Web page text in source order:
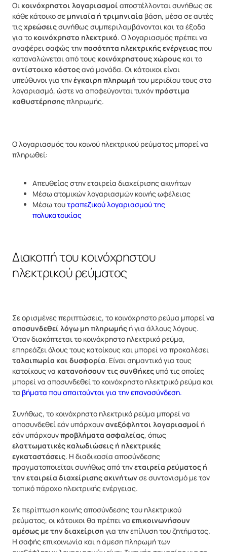
Οι κοινόχρηστοι λογαριασμοί αποστέλλονται συνήθως σε
κάθε κάτοικο σε μηνιαία ή τριμηνιαία βάση, μέσα σε αυτές
τιςχρεώσειςσυνήθως συμπεριλαμβάνονται και τα έξοδα
για το κοινόχρηστο ηλεκτρικό. Ο λογαριασμός πρέπει να
αναφέρει σαφώς τηνποσότητα ηλεκτρικής ενέργειαςπου
καταναλώνεται από τους κοινόχρηστους χώρους και το
αντίστοιχο κόστοςανά μονάδα. Οι κάτοικοι είναι
υπεύθυνοι για τηνέγκαιρη πληρωμή του μεριδίου τους στο
λογαριασμό, ώστε να αποφεύγονται τυχόνπρόστιμα
καθυστέρησηςπληρωμής.
Ο λογαριασμός του κοινού ηλεκτρικού ρεύματος μπορεί να
πληρωθεί:
Απευθείας στην εταιρεία διαχείρισης ακινήτων
Μέσω ατομικών λογαριασμών κοινής ωφέλειας
Μέσω τουτραπεζικού λογαριασμού της
πολυκατοικίας
Διακοπή του κοινόχρηστου
ηλεκτρικού ρεύματος
Σε ορισμένες περιπτώσεις, το κοινόχρηστο ρεύμα μπορεί να
αποσυνδεθεί λόγω μη πληρωμής ή για άλλους λόγους.
Όταν διακόπτεται το κοινόχρηστο ηλεκτρικό ρεύμα,
επηρεάζει όλους τους κατοίκους και μπορεί να προκαλέσει
ταλαιπωρία και δυσφορία. Είναι σημαντικό για τους
κατοίκους να κατανοήσουν τις συνθήκεςυπό τις οποίες
μπορεί να αποσυνδεθεί το κοινόχρηστο ηλεκτρικό ρεύμα και
τα βήματα που απαιτούνται για την επανασύνδεση.
Συνήθως, το κοινόχρηστο ηλεκτρικό ρεύμα μπορεί να
αποσυνδεθεί εάν υπάρχουνανεξόφλητοι λογαριασμοί ή
εάν υπάρχουνπροβλήματα ασφαλείας, όπως
ελαττωματικές καλωδιώσεις ή ηλεκτρικές
εγκαταστάσεις. Η διαδικασία αποσύνδεσης
πραγματοποιείται συνήθως από τηνεταιρεία ρεύματος ή
την εταιρεία διαχείρισης ακινήτωνσε συντονισμό με τον
τοπικό πάροχο ηλεκτρικής ενέργειας.
Σε περίπτωση κοινής αποσύνδεσης του ηλεκτρικού
ρεύματος, οι κάτοικοι θα πρέπει να επικοινωνήσουν
αμέσως με την διαχείριση για την επίλυση του ζητήματος.
Η σαφής επικοινωνία και η άμεση πληρωμή των